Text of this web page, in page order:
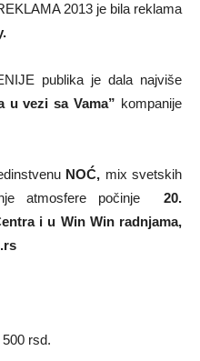
2013 je bila reklama
publika je dala najviše
u vezi sa Vama” kompanije
NOĆ, mix svetskih
atmosfere počinje 20.
i u Win Win radnjama,
rsd.